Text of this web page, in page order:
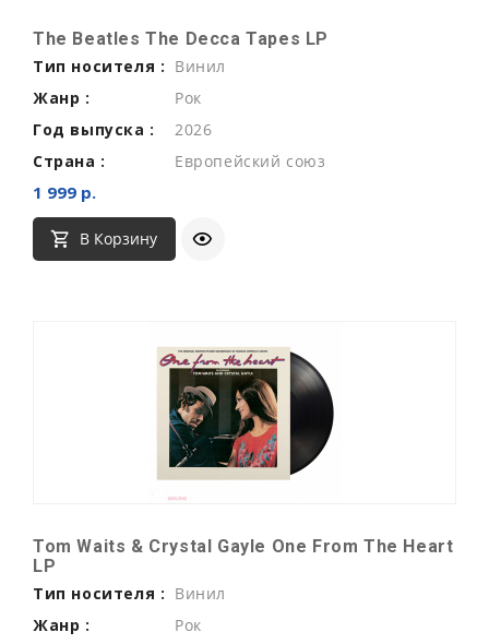
The Beatles The Decca Tapes LP
Тип носителя : Винил
Жанр :
Рок
Год выпуска :
2026
Страна :
Европейский союз
1 999 р.
В Корзину
Tom Waits & Crystal Gayle One From The Heart
LP
Тип носителя : Винил
Жанр :
Рок